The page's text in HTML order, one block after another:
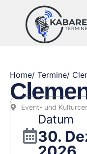
Home/ Termine/
Event- und
Datum
30.